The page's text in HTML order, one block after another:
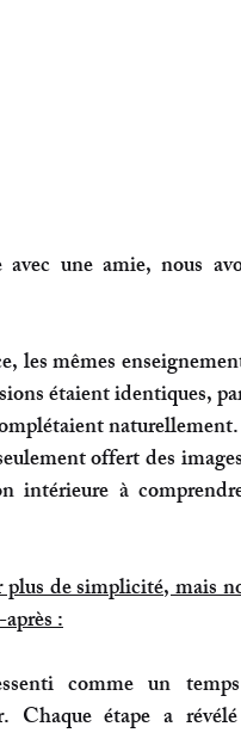
une amie, nous
les mêmes
étaient identiques,
naturellement.
offert des
intérieure à
plus de simplicité, mais
:
comme un
Chaque étape a